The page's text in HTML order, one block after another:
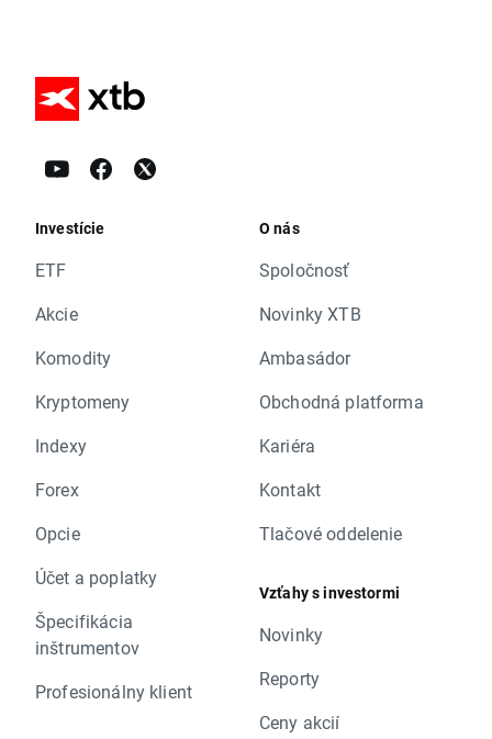
Investície
ETF
Akcie
Komodity
Kryptomeny
Indexy
Forex
Opcie
Účet a poplatky
Špecifikácia
inštrumentov
Profesionálny klient
O nás
Spoločnosť
Novinky XTB
Ambasádor
Obchodná platforma
Kariéra
Kontakt
Tlačové oddelenie
Vzťahy s investormi
Novinky
Reporty
Ceny akcií